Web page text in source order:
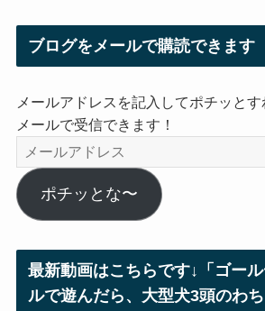
ブログをメールで購読できます
メールアドレスを記入してポチッと
メールで受信できます！
メ
ー
ル
ア
ス
ポチッとな〜
最新動画はこちらです↓「ゴー
ルで遊んだら、大型犬3頭のわ